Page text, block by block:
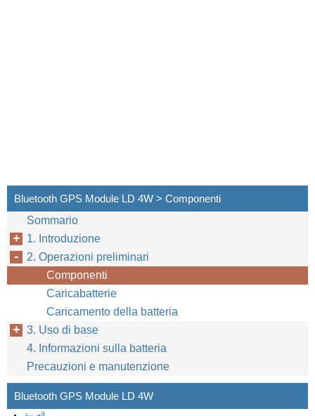
Bluetooth GPS Module LD 4W > Componenti
Sommario
1. Introduzione
2. Operazioni preliminari
Componenti
Caricabatterie
Caricamento della batteria
3. Uso di base
4. Informazioni sulla batteria
Precauzioni e manutenzione
Bluetooth GPS Module LD 4W